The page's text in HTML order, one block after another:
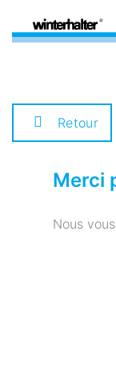
Retour
Merci
Nous